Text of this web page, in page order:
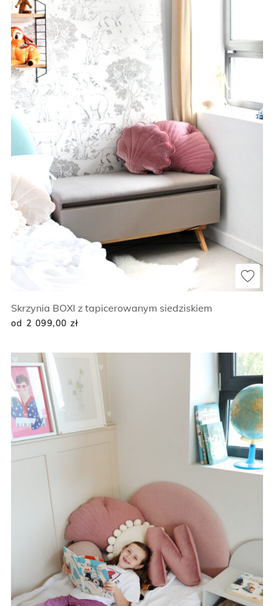
Skrzynia BOXI z tapicerowanym siedziskiem
od 2 099,00 zł